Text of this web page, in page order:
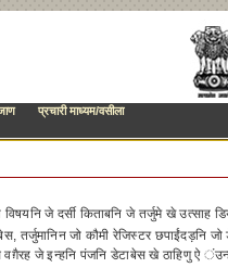
प्रचारी माध्यम/वसीला
जे दर्सी किताबनि जे तर्जुमे खे उत्साह
तर्जुमानिन जो कौमी रेजिस्टर छपाईंदड़नि
जे इन्हनि पंजनि डेटाबेस खे ठाहिणु ऐ